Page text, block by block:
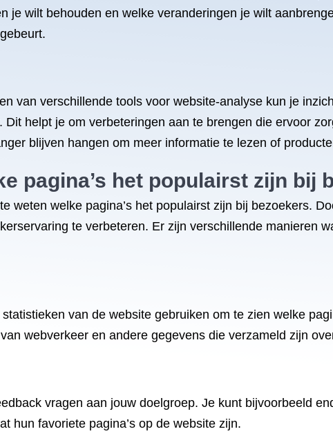
je wilt behouden en welke veranderingen je wilt
van verschillende tools voor website-analyse kun je
Dit helpt je om verbeteringen aan te brengen die ervoor
blijven hangen om meer informatie te lezen of
pagina’s het populairst zijn bij
weten welke pagina’s het populairst zijn bij bezoekers.
te verbeteren. Er zijn verschillende manieren
van de website gebruiken om te zien welke
webverkeer en andere gegevens die verzameld zijn
vragen aan jouw doelgroep. Je kunt bijvoorbeeld
hun favoriete pagina’s op de website zijn.